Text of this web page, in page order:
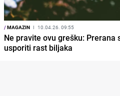
/MAGAZIN I 10.04.26. 09:55
Ne pravite ovu grešku: Prerana
usporiti rast biljaka